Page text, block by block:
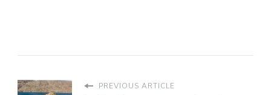
PREVIOUS ARTICLE